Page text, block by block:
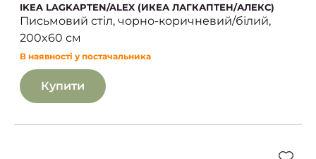
IKEA LAGKAPTEN/ALEX (ИКЕА ЛАГКАПТЕН/АЛЕКС)
Письмовий стіл, чорно-коричневий/білий,
200x60 см
В наявності у постачальника
Купити